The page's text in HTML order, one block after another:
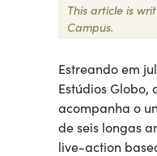
This article is
Campus.
Estreando em
Estúdios
acompanha o
de seis longas
live-action